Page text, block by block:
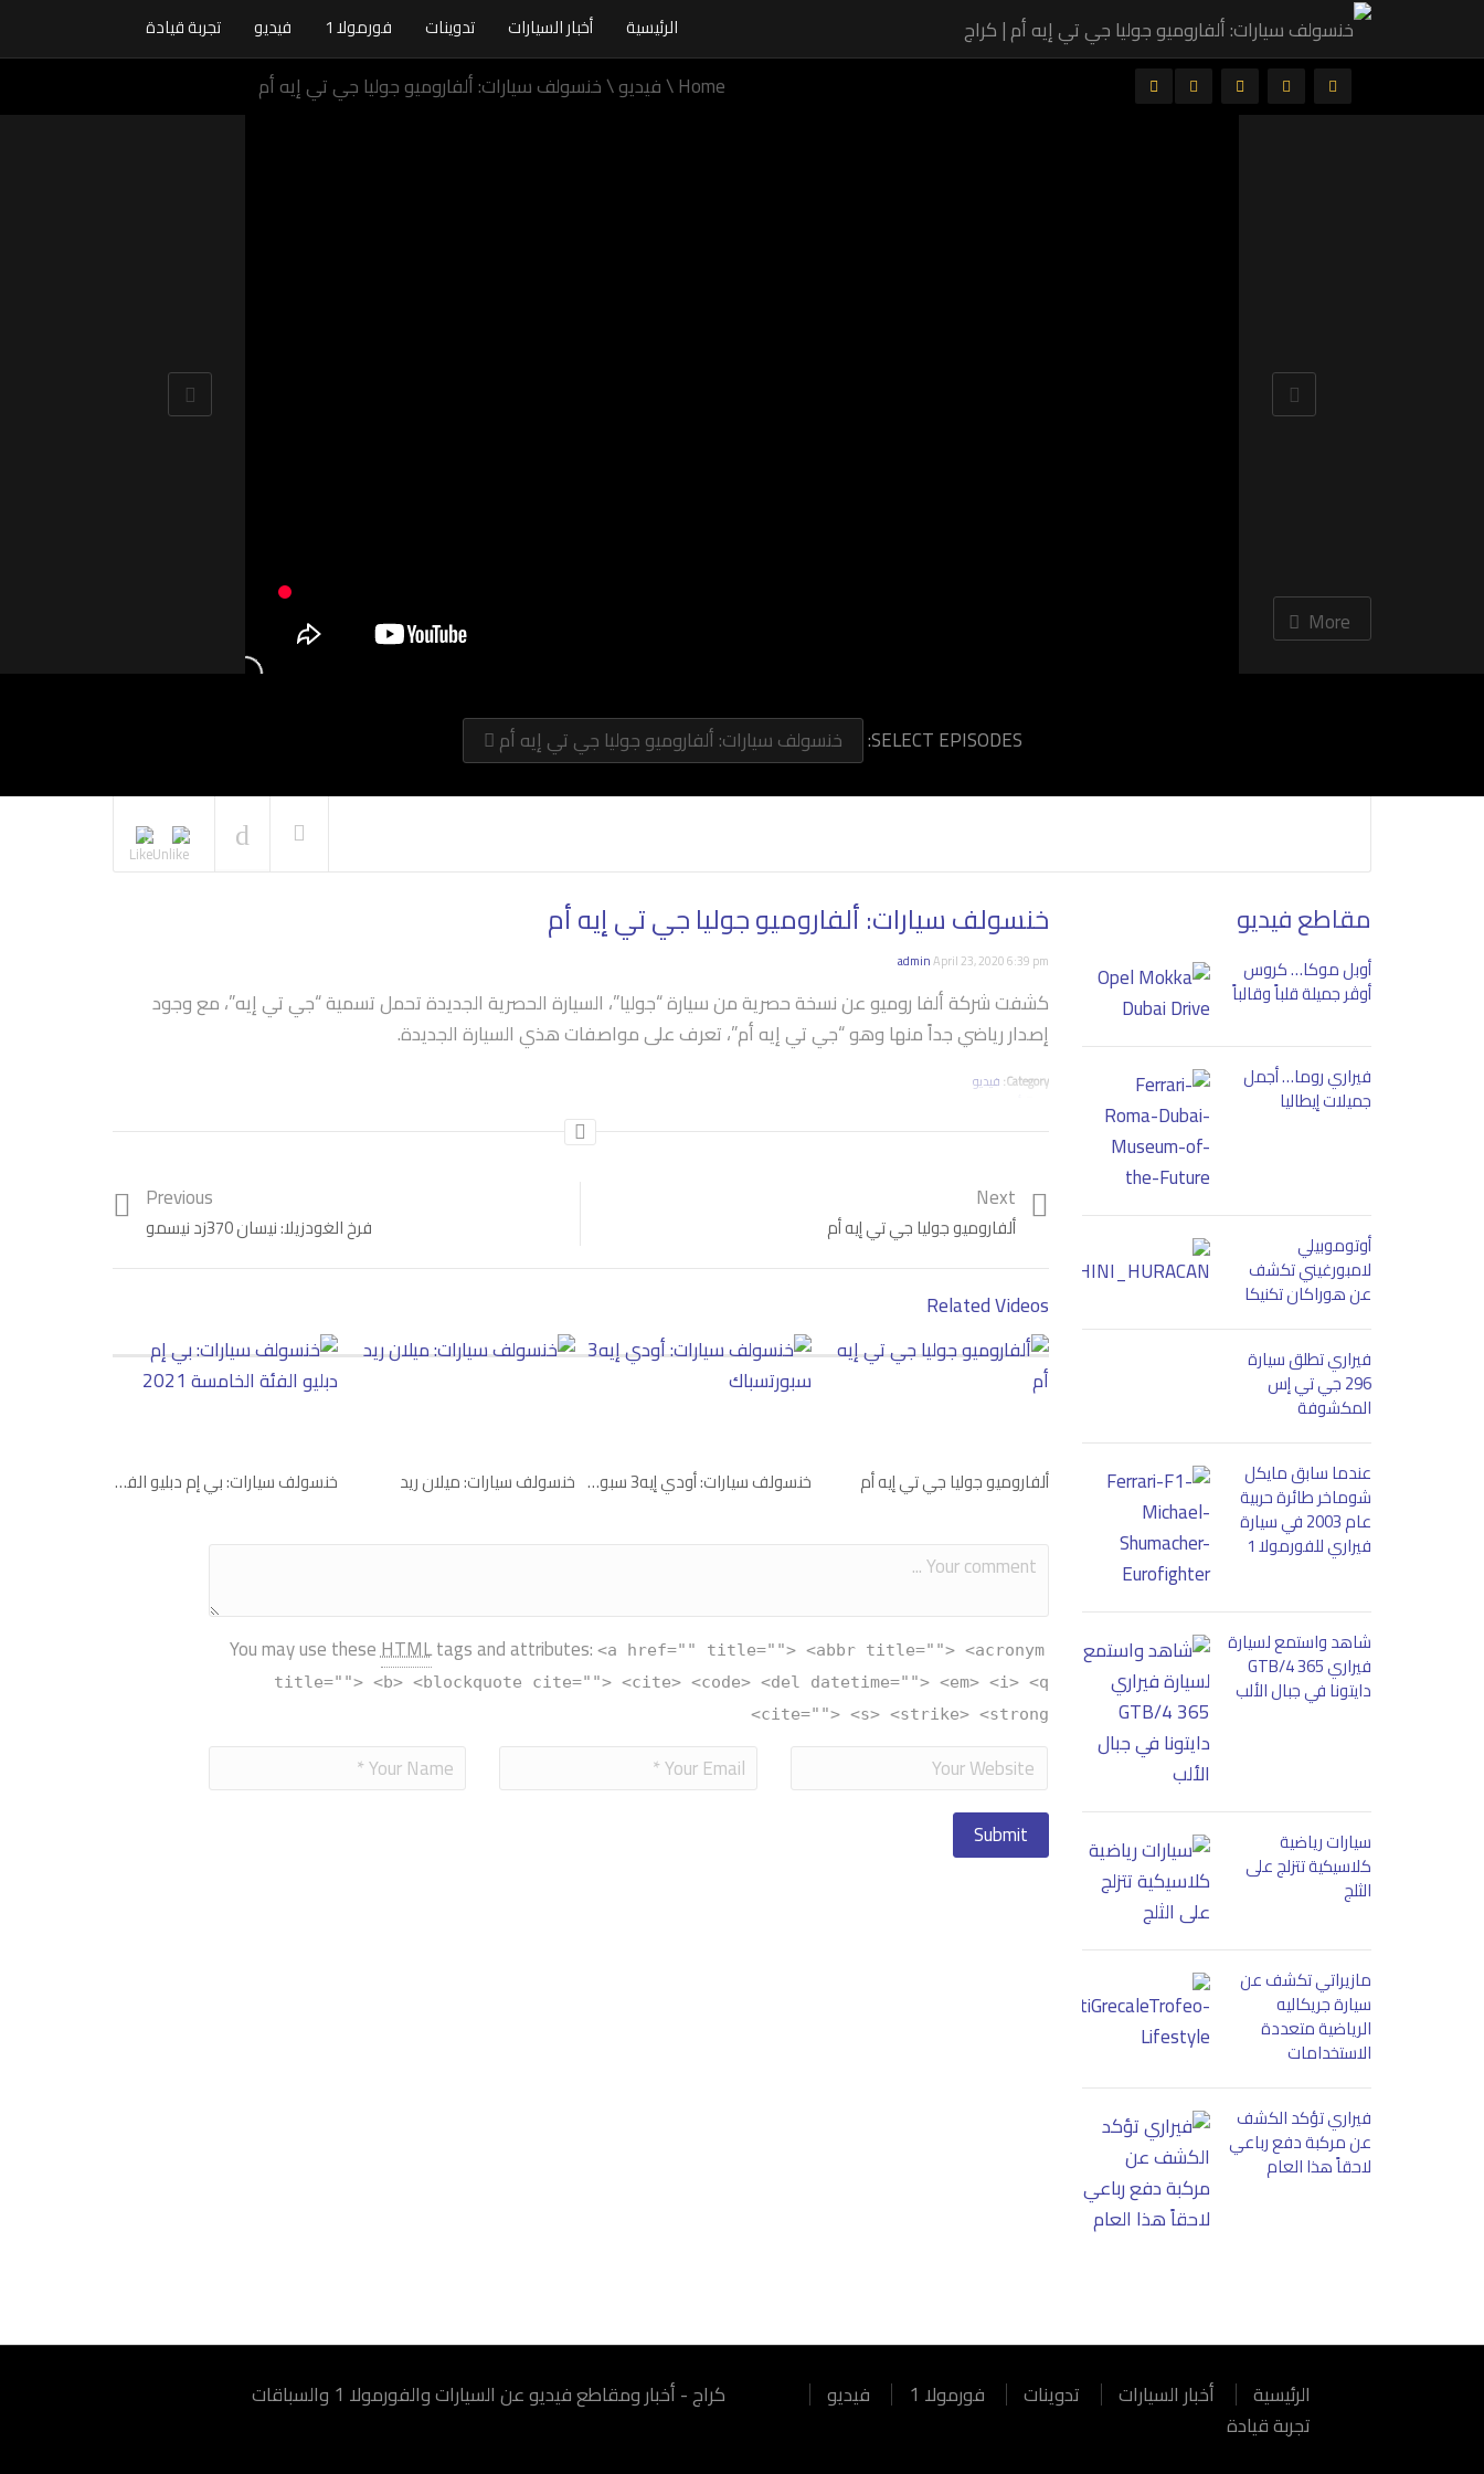
الرئيسية أخبار السيارات تدوينات فورمولا 1 فيديو تجربة قيادة
Home
\فيديو\خنسولف سيارات: ألفاروميو جوليا جي تي إيه أم
More
SELECT EPISODES: خنسولف سيارات: ألفاروميو جوليا جي تي إيه أم
خنسولف سيارات: ألفاروميو جوليا جي تي إيه أم
adminApril 23, 2020 6:39 pm
كشفت شركة ألفا روميو عن نسخة حصرية من سيارة “جوليا”، السيارة الحصرية الجديدة تحمل تسمية “جي تي إيه”، مع وجود
إصدار رياضي جداً منها وهو “جي تي إيه أم”، تعرف على مواصفات هذي السيارة الجديدة.
Category: فيديو
Previous
فرخ الغودزيلا: نيسان 370زد نيسمو
Next
ألفاروميو جوليا جي تي إيه أم
Related Videos
خنسولف سيارات: بي إم دبليو الفئة الخامسة 2021 خنسولف سيارات: ميلان ريد خنسولف سيارات: أودي إيه3 سبورتسباك ألفاروميو جوليا جي تي إيه أم
You may use theseHTMLtags and attributes: <a href="" title=""> <abbr title=""> <acronym
title=""> <b> <blockquote cite=""> <cite> <code> <del datetime=""> <em> <i> <q
cite=""> <s> <strike> <strong>
مقاطع فيديو
أوبل موكا… كروس
أوڤر جميلة قلباً وقالباً
فيراري روما… أجمل
جميلات إيطاليا
أوتوموبيلي
لامبورغيني تكشف
عن هوراكان تكنيكا
فيراري تطلق سيارة
296 جي تي إس
المكشوفة
عندما سابق مايكل
شوماخر طائرة حربية
عام 2003 في سيارة
فيراري للفورمولا 1
شاهد واستمع لسيارة
فيراري 365 GTB/4
دايتونا في جبال الألب
سيارات رياضية
كلاسيكية تتزلج على
الثلج
مازيراتي تكشف عن
سيارة جريكاليه
الرياضية متعددة
الاستخدامات
فيراري تؤكد الكشف
عن مركبة دفع رباعي
لاحقاً هذا العام
كراج - أخبار ومقاطع فيديو عن السيارات والفورمولا 1 والسباقات الرئيسية أخبار السيارات تدوينات فورمولا 1
فيديو
تجربة قيادة